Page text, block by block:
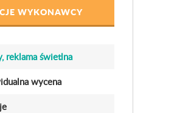
WYKONAWCY
reklama świetlna
wycena